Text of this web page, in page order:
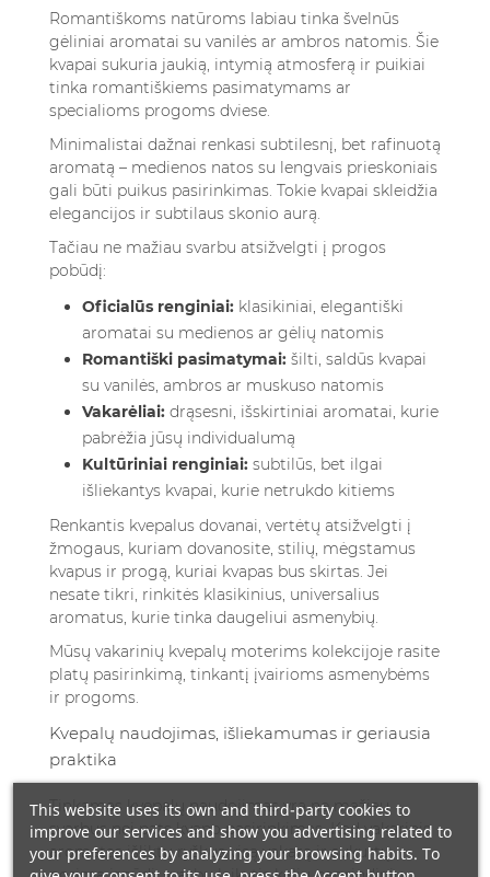
Romantiškoms natūroms labiau tinka švelnūs
gėliniai aromatai su vanilės ar ambros natomis. Šie
kvapai sukuria jaukią, intymią atmosferą ir puikiai
tinka romantiškiems pasimatymams ar
specialioms progoms dviese.
Minimalistai dažnai renkasi subtilesnį, bet rafinuotą
aromatą – medienos natos su lengvais prieskoniais
gali būti puikus pasirinkimas. Tokie kvapai skleidžia
elegancijos ir subtilaus skonio aurą.
Tačiau ne mažiau svarbu atsižvelgti į progos
pobūdį:
Oficialūs renginiai: klasikiniai, elegantiški
aromatai su medienos ar gėlių natomis
Romantiški pasimatymai: šilti, saldūs kvapai
su vanilės, ambros ar muskuso natomis
Vakarėliai: drąsesni, išskirtiniai aromatai, kurie
pabrėžia jūsų individualumą
Kultūriniai renginiai: subtilūs, bet ilgai
išliekantys kvapai, kurie netrukdo kitiems
Renkantis kvepalus dovanai, vertėtų atsižvelgti į
žmogaus, kuriam dovanosite, stilių, mėgstamus
kvapus ir progą, kuriai kvapas bus skirtas. Jei
nesate tikri, rinkitės klasikinius, universalius
aromatus, kurie tinka daugeliui asmenybių.
Mūsų vakarinių kvepalų moterims kolekcijoje rasite
platų pasirinkimą, tinkantį įvairioms asmenybėms
ir progoms.
Kvepalų naudojimas, išliekamumas ir geriausia
praktika
Tinkamas kvepalų naudojimas yra ne mažiau
svarbus nei pats kvapo pasirinkimas. Kad vakarinis
aromatas išliktų ryškus visą vakarą ir sukurtų
This website uses its own and third-party cookies to
improve our services and show you advertising related to
your preferences by analyzing your browsing habits. To